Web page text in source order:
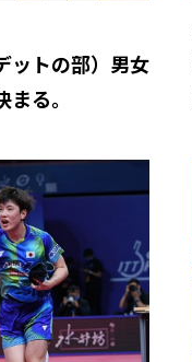
ットの部）男女
る。